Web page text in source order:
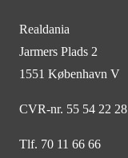
Realdania
Jarmers Plads 2
1551 København V
CVR-nr. 55 54 22 28
Tlf. 70 11 66 66